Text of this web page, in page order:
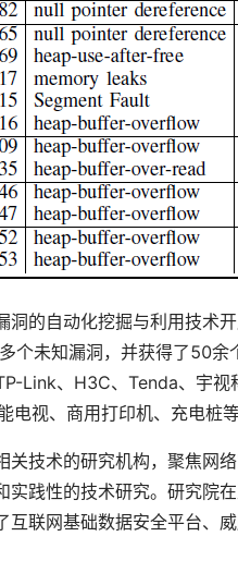
的自动化挖掘与利用技术
个未知漏洞，并获得了50
Link、H3C、Tenda、宇
视、商用打印机、充电桩
技术的研究机构，聚焦网
践性的技术研究。研究院
联网基础数据安全平台、